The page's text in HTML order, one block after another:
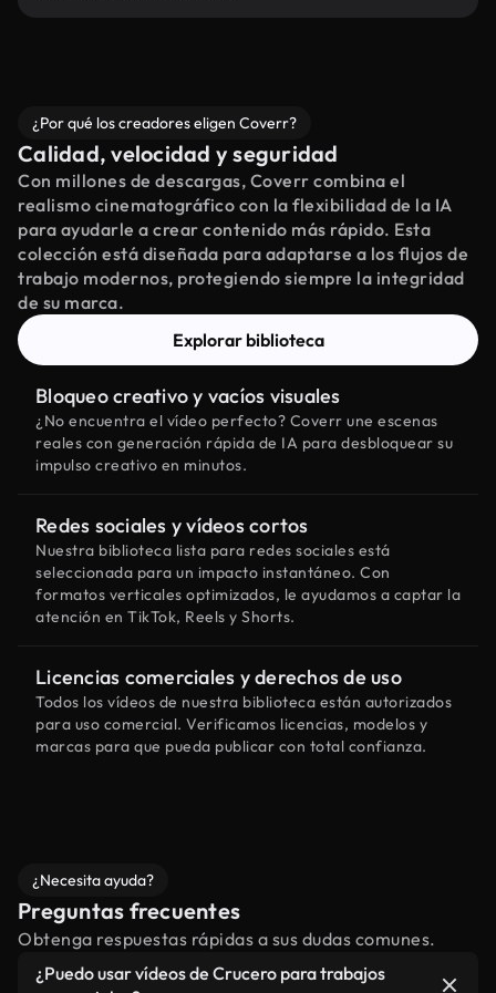
¿Por qué los creadores eligen Coverr?
Calidad, velocidad y seguridad
Con millones de descargas, Coverr combina el
realismo cinematográfico con la flexibilidad de la IA
para ayudarle a crear contenido más rápido. Esta
colección está diseñada para adaptarse a los flujos de
trabajo modernos, protegiendo siempre la integridad
de su marca.
Explorar biblioteca
Bloqueo creativo y vacíos visuales
¿No encuentra el vídeo perfecto? Coverr une escenas
reales con generación rápida de IA para desbloquear su
impulso creativo en minutos.
Redes sociales y vídeos cortos
Nuestra biblioteca lista para redes sociales está
seleccionada para un impacto instantáneo. Con
formatos verticales optimizados, le ayudamos a captar la
atención en TikTok, Reels y Shorts.
Licencias comerciales y derechos de uso
Todos los vídeos de nuestra biblioteca están autorizados
para uso comercial. Verificamos licencias, modelos y
marcas para que pueda publicar con total confianza.
¿Necesita ayuda?
Preguntas frecuentes
Obtenga respuestas rápidas a sus dudas comunes.
¿Puedo usar vídeos de Crucero para trabajos